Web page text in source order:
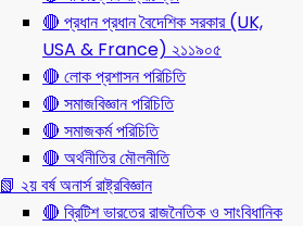
🔴 প্রধান প্রধান বৈদেশিক সরকার (UK,
USA & France) ২১১৯০৫
🔴 লোক প্রশাসন পরিচিতি
🔴 সমাজবিজ্ঞান পরিচিতি
🔴 সমাজকর্ম পরিচিতি
🔴 অর্থনীতির মৌলনীতি
📗 ২য় বর্ষ অনার্স রাষ্ট্রবিজ্ঞান
🔴 ব্রিটিশ ভারতের রাজনৈতিক ও সাংবিধানিক